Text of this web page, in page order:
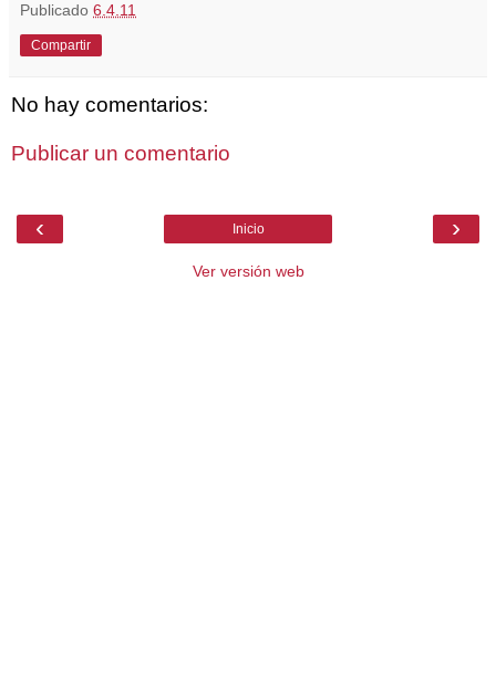
Publicado 6.4.11
Compartir
No hay comentarios:
Publicar un comentario
‹ ›
Inicio
Ver versión web